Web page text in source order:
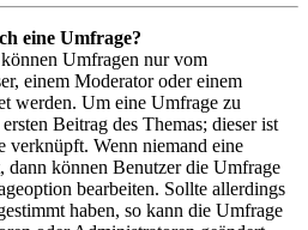
eine Umfrage?
Umfragen nur vom
einem Moderator oder einem
werden. Um eine Umfrage zu
Beitrag des Themas; dieser ist
verknüpft. Wenn niemand eine
dann können Benutzer die Umfrage
bearbeiten. Sollte allerdings
haben, so kann die Umfrage